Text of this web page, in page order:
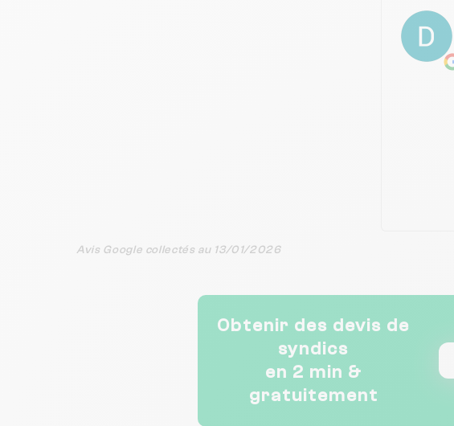
Avis Google collectés au 13/01/2026
Obtenir des devis de
syndics
en 2 min &
gratuitement